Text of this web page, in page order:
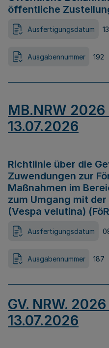
öffentliche
Ausfertigungsdatum
Ausgabennummer 192
MB.NRW 2026
13.07.2026
Richtlinie über die
Zuwendungen zur
Maßnahmen im
zum Umgang mit
(Vespa velutina)
Ausfertigungsdatum
Ausgabennummer 187
GV. NRW.
13.07.2026